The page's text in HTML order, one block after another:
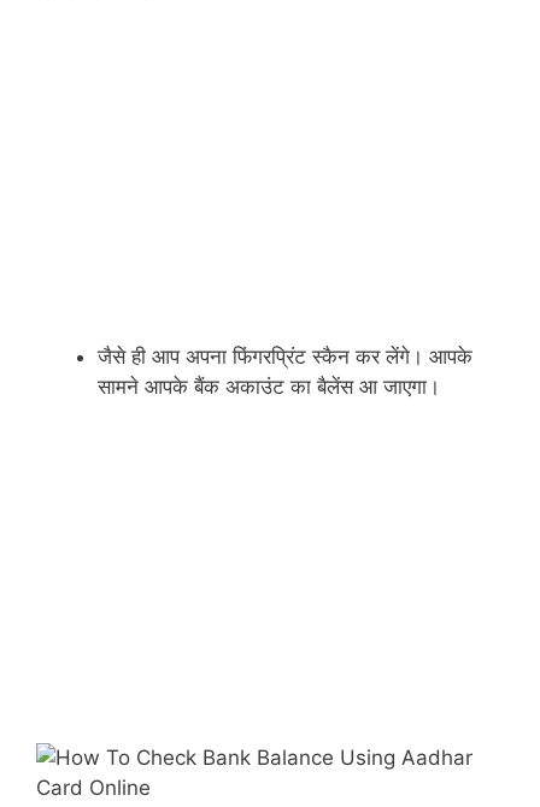
जैसे ही आप अपना फिंगरप्रिंट स्कैन कर लेंगे। आपके
सामने आपके बैंक अकाउंट का बैलेंस आ जाएगा।